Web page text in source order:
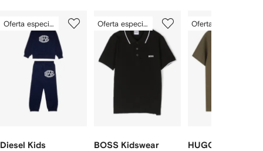
de
Oferta especial
Diesel Kids
de
Oferta especial
BOSS Kidswear
de
HUGO KIDS